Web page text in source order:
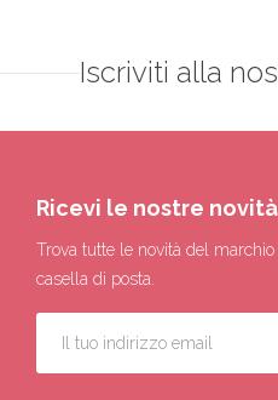
Iscriviti alla
Ricevi le nostre
Trova tutte le novità del
casella di posta.